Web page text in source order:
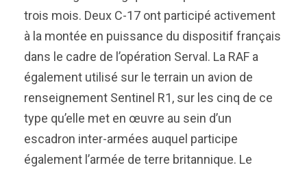
trois mois. Deux C-17 ont participé activement
à la montée en puissance du dispositif français
dans le cadre de l’opération Serval. La RAF a
également utilisé sur le terrain un avion de
renseignement Sentinel R1, sur les cinq de ce
type qu’elle met en œuvre au sein d’un
escadron inter-armées auquel participe
également l’armée de terre britannique. Le